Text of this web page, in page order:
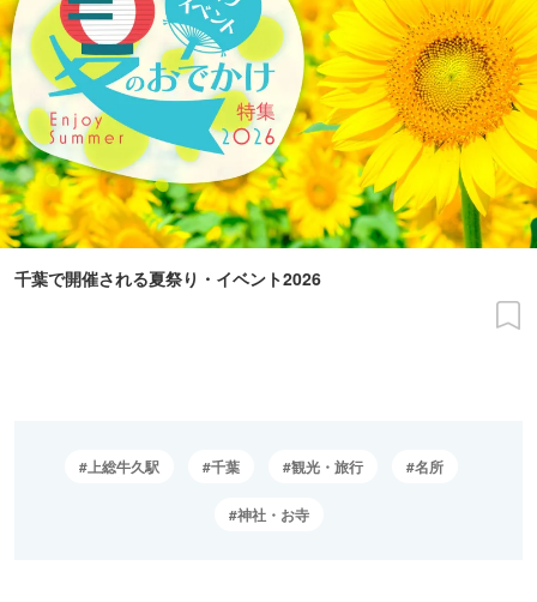
千葉で開催される夏祭り・イベント2026
上総牛久駅 千葉 観光・旅行 名所
神社・お寺